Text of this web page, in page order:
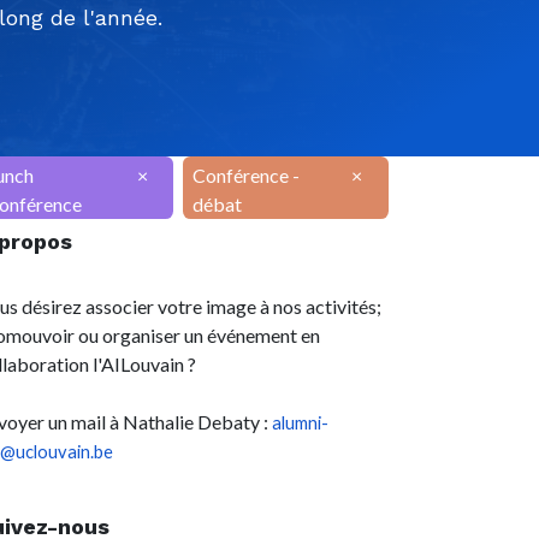
de l'année.
×
Conférence -
débat
×
désirez associer votre image à nos activités;
ou organiser un événement en
l'AILouvain ?
un mail à Nathalie Debaty : alumni-
nous